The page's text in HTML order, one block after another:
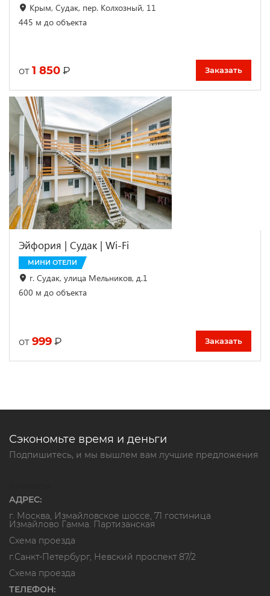
Крым, Судак, пер. Колхозный, 11
445 м до объекта
от 1 850 ₽ Заказать
Эйфория | Судак | Wi-Fi
МИНИ ОТЕЛИ
г. Судак, улица Мельников, д.1
600 м до объекта
от 999 ₽ Заказать
Сэкономьте время и деньги
Подпишитесь, и мы вышлем вам лучшие предложения
АДРЕС:
г. Москва, Измайловское шоссе, 71 гостиница
Измайлово Гамма. Партизанская
Схема проезда
г.Санкт-Петербург, Невский проспект 87/2
Схема проезда
ТЕЛЕФОН: